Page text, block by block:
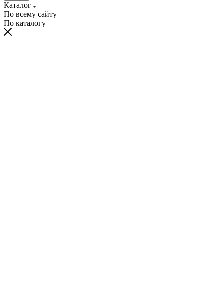
Каталог
По всему сайту
По каталогу